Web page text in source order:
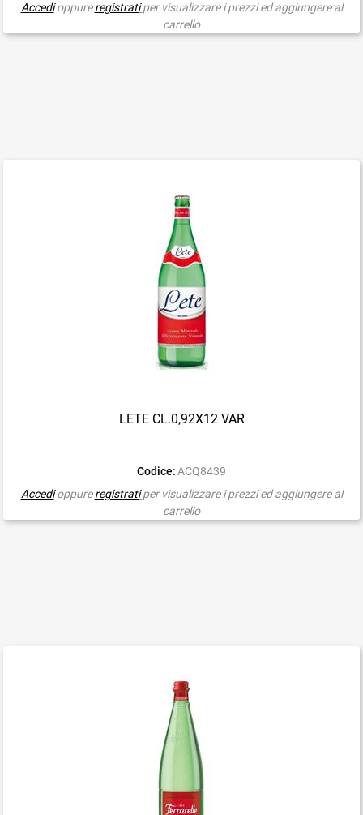
Accedioppureregistrati per visualizzare i prezzi ed aggiungere al
carrello
LETE CL.0,92X12 VAR
Codice: ACQ8439
Accedioppureregistrati per visualizzare i prezzi ed aggiungere al
carrello